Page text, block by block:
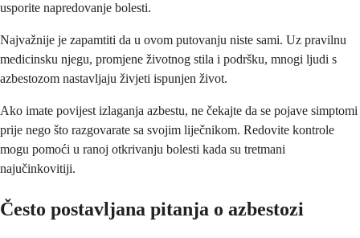
usporite napredovanje bolesti.
Najvažnije je zapamtiti da u ovom putovanju niste sami. Uz pravilnu
medicinsku njegu, promjene životnog stila i podršku, mnogi ljudi s
azbestozom nastavljaju živjeti ispunjen život.
Ako imate povijest izlaganja azbestu, ne čekajte da se pojave simptomi
prije nego što razgovarate sa svojim liječnikom. Redovite kontrole
mogu pomoći u ranoj otkrivanju bolesti kada su tretmani
najučinkovitiji.
Često postavljana pitanja o azbestozi